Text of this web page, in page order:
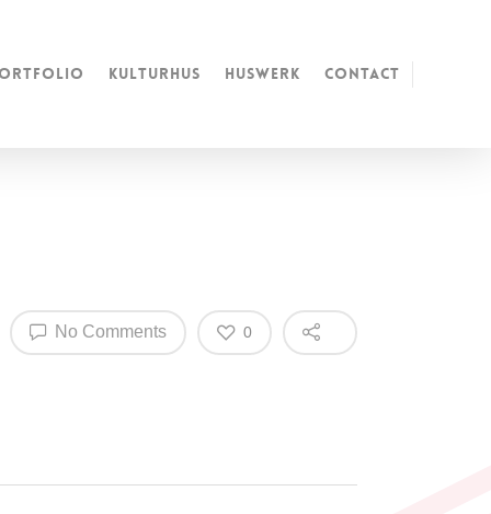
kulturhus huswerk Contact
No Comments 0